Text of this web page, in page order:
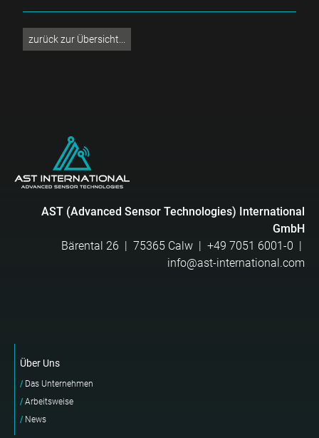
zurück zur Übersicht...
AST (Advanced Sensor Technologies) International
GmbH
Bärental 26 | 75365 Calw | +49 7051 6001-0 |
info@ast-international.com
Über Uns
Das Unternehmen
Arbeitsweise
News